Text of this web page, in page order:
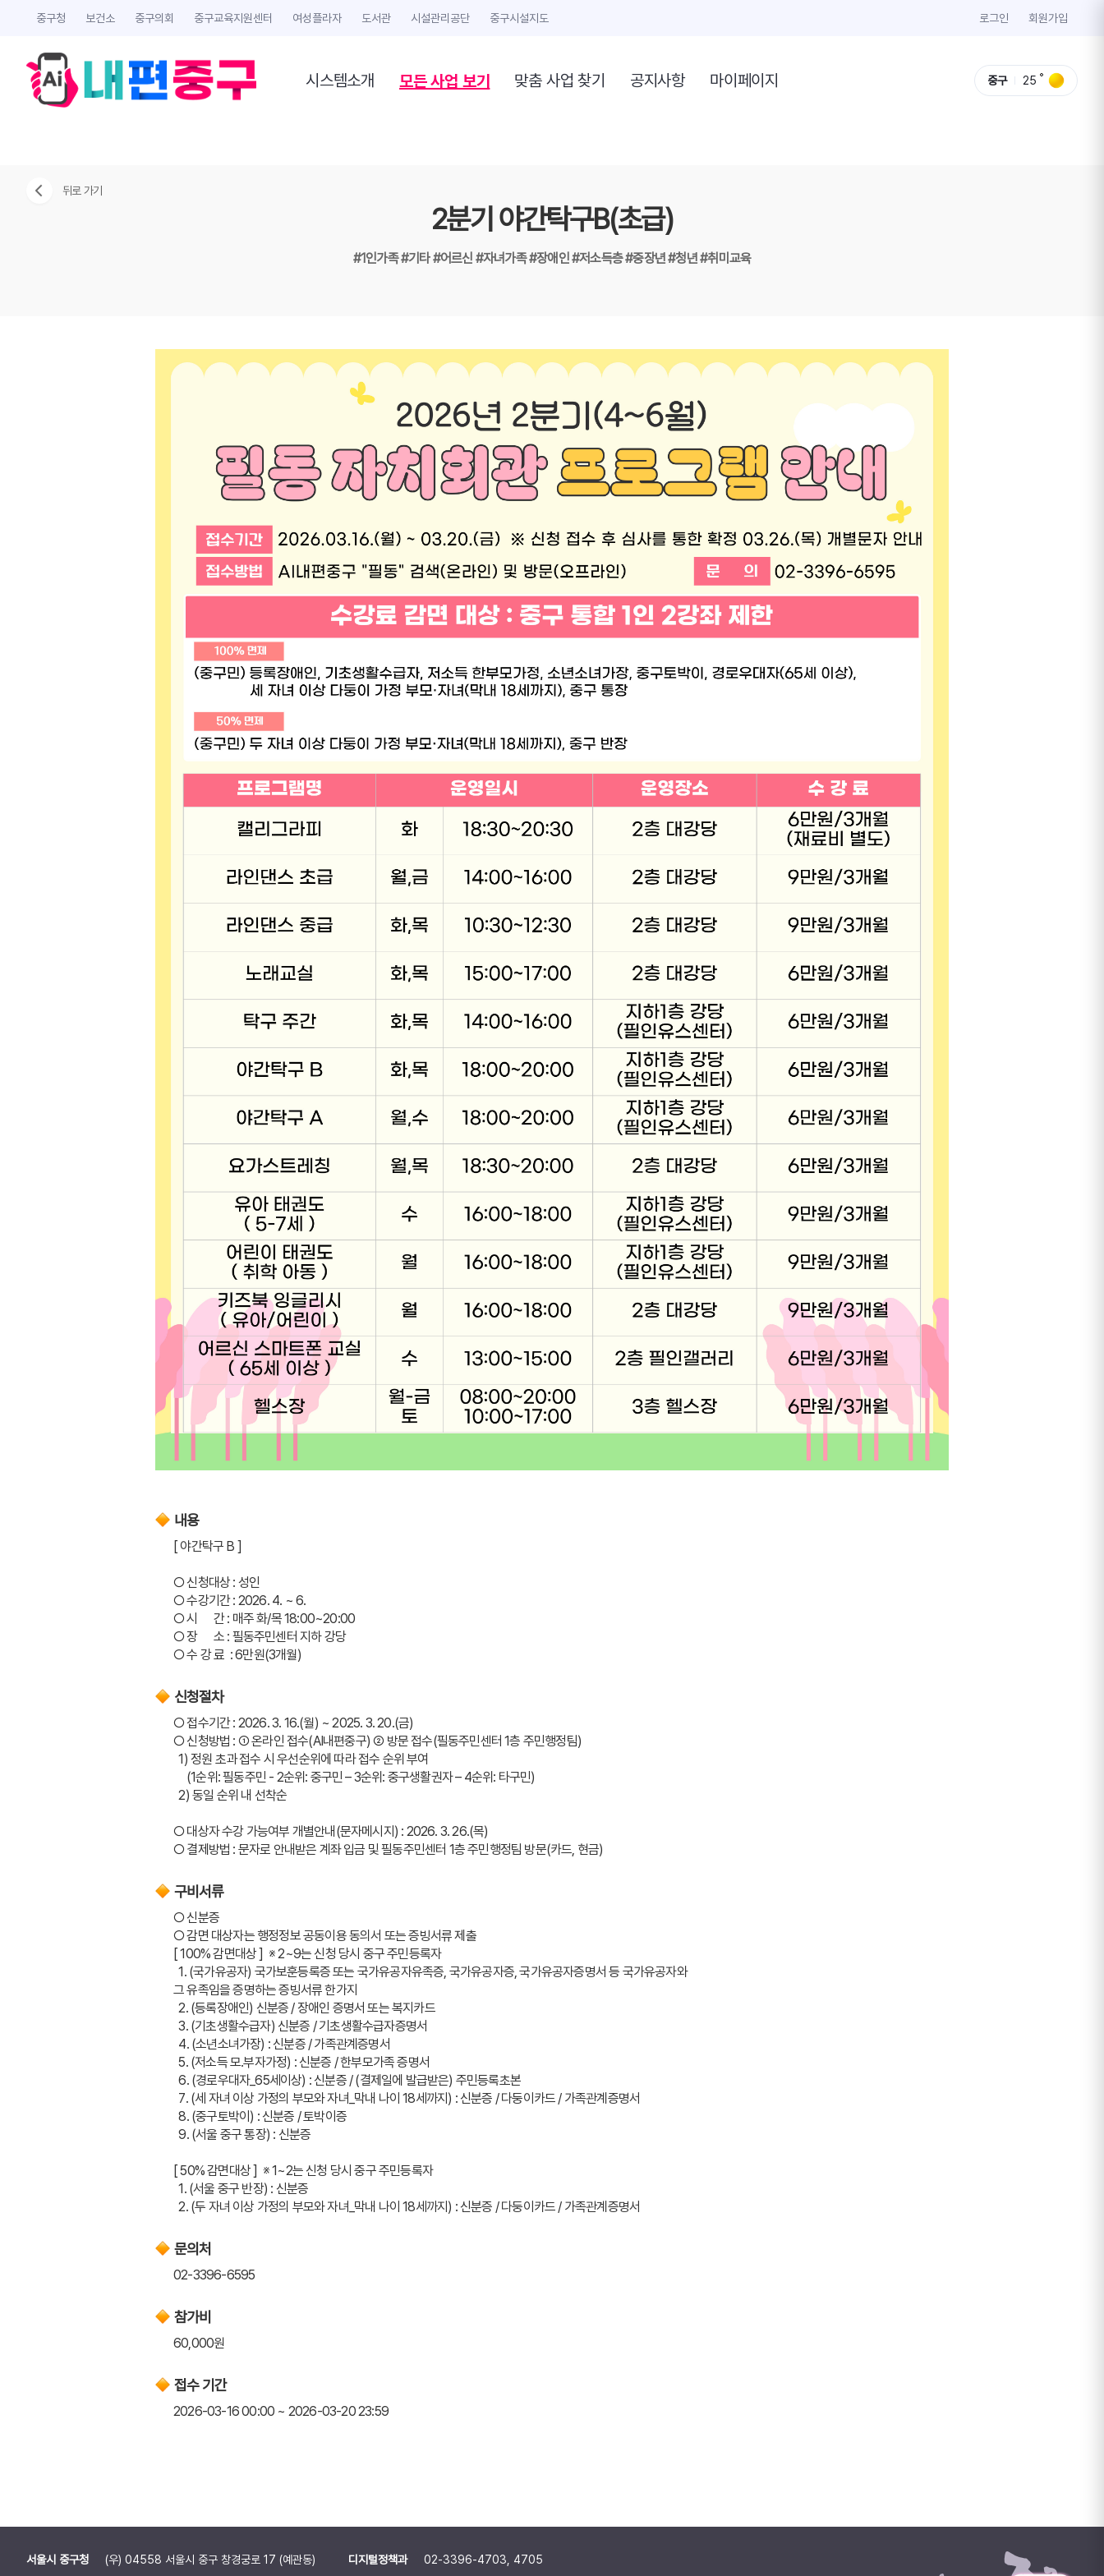
중구청 보건소 중구의회 중구교육지원센터 여성플라자 도서관 시설관리공단 중구시설지도 로그인 회원가입
시스템소개 모든 사업 보기 맞춤 사업 찾기 공지사항 마이페이지 중구 25
뒤로 가기
2분기 야간탁구B(초급)
#1인가족#기타#어르신#자녀가족#장애인#저소득층#중장년#청년#취미교육
내용
[ 야간탁구 B ]
○ 신청대상 : 성인
○ 수강기간 : 2026. 4. ~ 6.
○ 시      간 : 매주 화/목 18:00~20:00
○ 장      소 : 필동주민센터 지하 강당
○ 수 강 료  : 6만원(3개월)
신청절차
○ 접수기간 : 2026. 3. 16.(월) ~ 2025. 3. 20.(금)
○ 신청방법 : ➀ 온라인 접수(AI내편중구) ➁ 방문 접수(필동주민센터 1층 주민행정팀)
  1) 정원 초과 접수 시 우선순위에 따라 접수 순위 부여
     (1순위: 필동주민 - 2순위: 중구민 – 3순위: 중구생활권자 – 4순위: 타구민)
  2) 동일 순위 내 선착순
○ 대상자 수강 가능여부 개별안내(문자메시지) : 2026. 3. 26.(목)
○ 결제방법 : 문자로 안내받은 계좌 입금 및 필동주민센터 1층 주민행정팀 방문(카드, 현금)
구비서류
○ 신분증
○ 감면 대상자는 행정정보 공동이용 동의서 또는 증빙서류 제출
[ 100% 감면대상 ]  ※ 2~9는 신청 당시 중구 주민등록자
  1. (국가유공자) 국가보훈등록증 또는 국가유공자유족증, 국가유공자증, 국가유공자증명서 등 국가유공자와
그 유족임을 증명하는 증빙서류 한가지
  2. (등록장애인) 신분증 / 장애인 증명서 또는 복지카드
  3. (기초생활수급자) 신분증 / 기초생활수급자증명서
  4. (소년소녀가장) : 신분증 / 가족관계증명서
  5. (저소득 모.부자가정) : 신분증 / 한부모가족 증명서
  6. (경로우대자_65세이상) : 신분증 / (결제일에 발급받은) 주민등록초본
  7. (세 자녀 이상 가정의 부모와 자녀_막내 나이 18세까지) : 신분증 / 다둥이카드 / 가족관계증명서
  8. (중구토박이) : 신분증 / 토박이증
  9. (서울 중구 통장) : 신분증
[ 50% 감면대상 ]  ※ 1~2는 신청 당시 중구 주민등록자
  1. (서울 중구 반장) : 신분증
  2. (두 자녀 이상 가정의 부모와 자녀_막내 나이 18세까지) : 신분증 / 다둥이카드 / 가족관계증명서
문의처
02-3396-6595
참가비
60,000원
접수 기간
2026-03-16 00:00 ~ 2026-03-20 23:59
서울시 중구청 (우) 04558 서울시 중구 창경궁로 17 (예관동) 디지털정책과 02-3396-4703, 4705